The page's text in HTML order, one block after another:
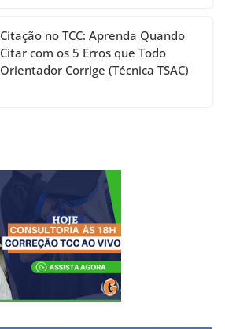
Citação no TCC: Aprenda Quando
Citar com os 5 Erros que Todo
Orientador Corrige (Técnica TSAC)